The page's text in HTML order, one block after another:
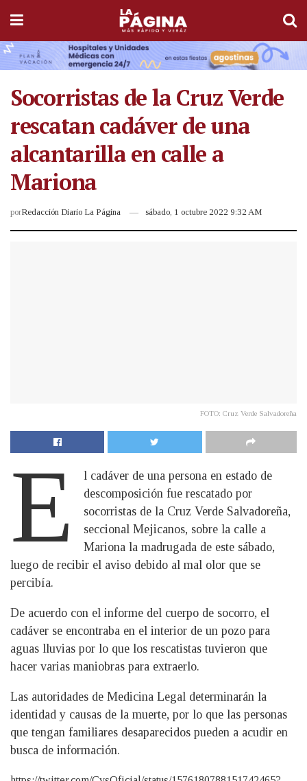
Socorristas de la Cruz Verde
rescatan cadáver de una
alcantarilla en calle a
Mariona
porRedacción Diario La Página sábado, 1 octubre 2022 9:32 AM
FOTO: Cruz Verde Salvadoreña
E
l cadáver de una persona en estado de
descomposición fue rescatado por
socorristas de la Cruz Verde Salvadoreña,
seccional Mejicanos, sobre la calle a
Mariona la madrugada de este sábado,
luego de recibir el aviso debido al mal olor que se
percibía.
De acuerdo con el informe del cuerpo de socorro, el
cadáver se encontraba en el interior de un pozo para
aguas lluvias por lo que los rescatistas tuvieron que
hacer varias maniobras para extraerlo.
Las autoridades de Medicina Legal determinarán la
identidad y causas de la muerte, por lo que las personas
que tengan familiares desaparecidos pueden a acudir en
busca de información.